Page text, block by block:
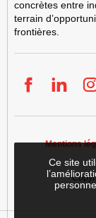
concrètes entre
terrain
frontières.
Mentions
Ce site